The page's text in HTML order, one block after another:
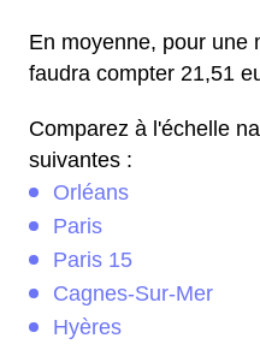
En moyenne, pour une
faudra compter 21,51
Comparez à l'échelle
suivantes :
Orléans
Paris
Paris 15
Cagnes-Sur-Mer
Hyères